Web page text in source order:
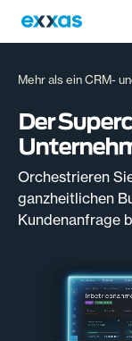
Mehr als ein CRM-
Der
Orchestrieren
ganzheitlichen
Kundenanfrage